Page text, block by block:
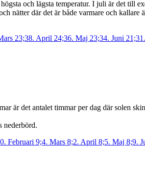
och lägsta temperatur. I juli är det till
nätter där det är både varmare och kallare
är det antalet timmar per dag där solen
nederbörd.